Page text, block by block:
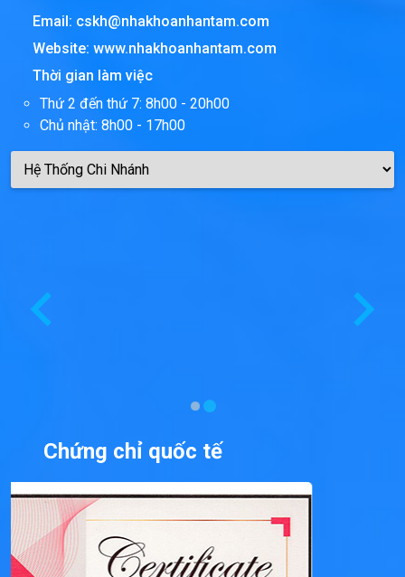
Email: cskh@nhakhoanhantam.com
Website: www.nhakhoanhantam.com
Thời gian làm việc
Thứ 2 đến thứ 7: 8h00 - 20h00
Chủ nhật: 8h00 - 17h00
Chứng chỉ quốc tế